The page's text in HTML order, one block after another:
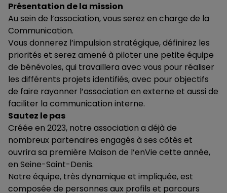
Présentation de la mission
Au sein de l’association, vous serez en charge de la
Communication.
Vous donnerez l’impulsion stratégique, définirez les
priorités et serez amené à piloter une petite équipe
de bénévoles, qui travaillera avec vous pour réaliser
les différents projets identifiés, avec pour objectifs
de faire rayonner l’association en externe et aussi de
faciliter la communication interne.
Sautez le pas
Créée en 2023, notre association a déjà de
nombreux partenaires engagés à ses côtés et
ouvrira sa première Maison de l’enVie cette année,
en Seine-Saint-Denis.
Notre équipe, très dynamique et impliquée, est
composée de personnes aux profils et parcours